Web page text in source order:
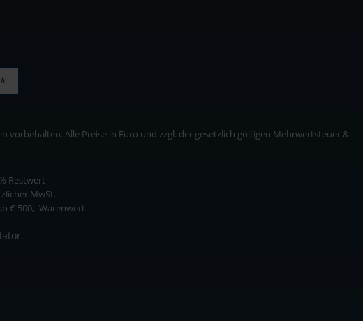
Alle Preise in Euro und zzgl. der gesetzlich gültigen Mehrwertsteuer &
Restwert
MwSt.
€ 500,- Warenwert